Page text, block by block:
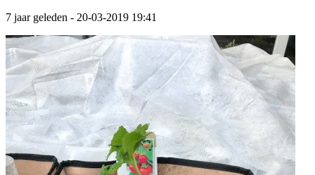
7 jaar geleden - 20-03-2019 19:41